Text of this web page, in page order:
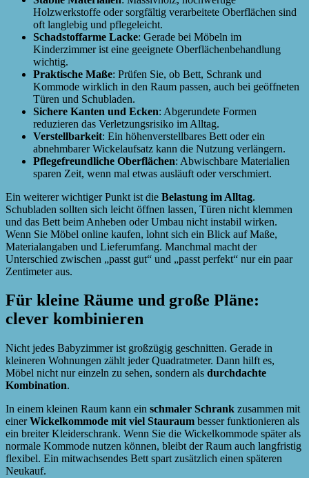
Holzwerkstoffe oder sorgfältig verarbeitete Oberflächen sind
oft langlebig und pflegeleicht.
Schadstoffarme Lacke: Gerade bei Möbeln im
Kinderzimmer ist eine geeignete Oberflächenbehandlung
wichtig.
Praktische Maße: Prüfen Sie, ob Bett, Schrank und
Kommode wirklich in den Raum passen, auch bei geöffneten
Türen und Schubladen.
Sichere Kanten und Ecken: Abgerundete Formen
reduzieren das Verletzungsrisiko im Alltag.
Verstellbarkeit: Ein höhenverstellbares Bett oder ein
abnehmbarer Wickelaufsatz kann die Nutzung verlängern.
Pflegefreundliche Oberflächen: Abwischbare Materialien
sparen Zeit, wenn mal etwas ausläuft oder verschmiert.
Ein weiterer wichtiger Punkt ist die Belastung im Alltag.
Schubladen sollten sich leicht öffnen lassen, Türen nicht klemmen
und das Bett beim Anheben oder Umbau nicht instabil wirken.
Wenn Sie Möbel online kaufen, lohnt sich ein Blick auf Maße,
Materialangaben und Lieferumfang. Manchmal macht der
Unterschied zwischen „passt gut“ und „passt perfekt“ nur ein paar
Zentimeter aus.
Für kleine Räume und große Pläne:
clever kombinieren
Nicht jedes Babyzimmer ist großzügig geschnitten. Gerade in
kleineren Wohnungen zählt jeder Quadratmeter. Dann hilft es,
Möbel nicht nur einzeln zu sehen, sondern als durchdachte
Kombination.
In einem kleinen Raum kann ein schmaler Schrank zusammen mit
einerWickelkommode mit viel Stauraum besser funktionieren als
ein breiter Kleiderschrank. Wenn Sie die Wickelkommode später als
normale Kommode nutzen können, bleibt der Raum auch langfristig
flexibel. Ein mitwachsendes Bett spart zusätzlich einen späteren
Neukauf.